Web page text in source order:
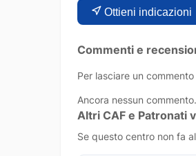
Ottieni indicazioni
Commenti e
Per lasciare un commento
Ancora nessun commento.
Altri CAF e Patronati
Se questo centro non fa